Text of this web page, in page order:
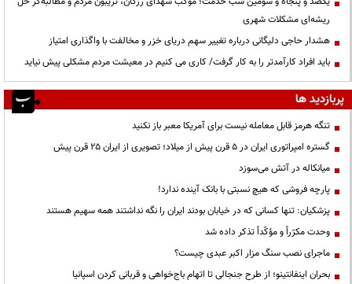
ریشه‌ای مشکلات شهری
هشدار حاجی دلیگانی درباره تغییر سهم دریای خزر و مخالفت با واگذاری امتیاز
باید افراد کارآمدتر را به کار گرفت/ کاری می کنیم در معیشت مردم مشکلی پیش نیاید
پربازدید ها
تنگه هرمز قابل معامله نیست برای آمریکا معبر باز نکنید
گستره امپراتوری ایران در ۵ قرن پیش از میلاد؛ تصویری از ایران ۲۵ قرن پیش
میانکاله در آتش می‌سوزد
پارچه فروشی که هیچ نسبتی با بانک آینده ندارد!
پزشکیان: تنها کسانی که در خیابان بودند ایران را نگه نداشتند همه سهیم هستند
وحدت مکرّراً و مؤکّداً تذکر داده شد
ماجرای نصب سنگ مزار اکبر عبدی چیست؟
بحران اینفانتینو؛ از طرح جنجالی تا اتهام باج‌خواهی و قربانی کردن اسپانیا